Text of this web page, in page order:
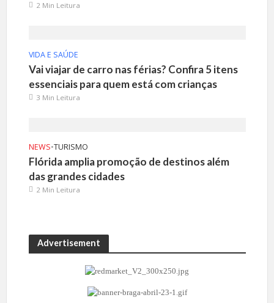
2 Min Leitura
VIDA E SAÚDE
Vai viajar de carro nas férias? Confira 5 itens
essenciais para quem está com crianças
3 Min Leitura
NEWS•TURISMO
Flórida amplia promoção de destinos além
das grandes cidades
2 Min Leitura
Advertisement